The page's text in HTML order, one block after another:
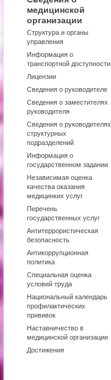
медицинской
организации
Структура и органы
управления
Информация о
транспортной доступности
Лицензии
Сведения о руководителе
Сведения о заместителях
руководителя
Сведения о руководителях
структурных
подразделений
Информация о
государственном задании
Независимая оценка
качества оказания
медицинких услуг
Перечень
государственных услуг
Антитеррористическая
безопасность
Антикоррупционная
политика
Специальная оценка
условий труда
Национальный календарь
профилактических
прививок
Наставничество в
медицинской организации
Достижения